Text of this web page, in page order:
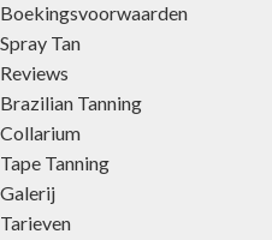
Boekingsvoorwaarden
Spray Tan
Reviews
Brazilian Tanning
Collarium
Tape Tanning
Galerij
Tarieven